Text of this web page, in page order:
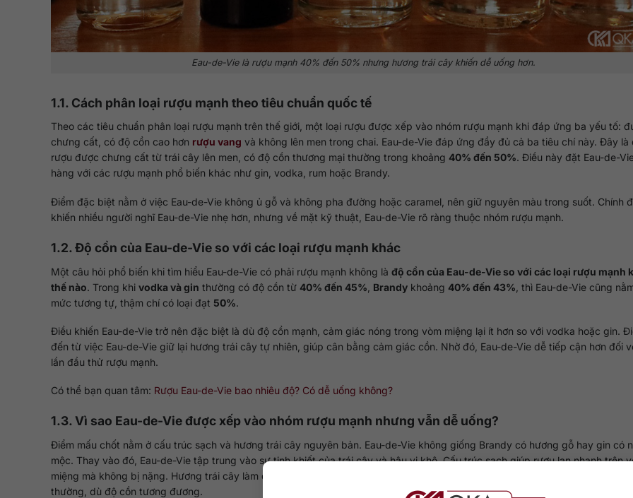
Eau-de-Vie là rượu mạnh 40% đến 50% nhưng hương trái cây khiến dễ uống hơn.
1.1. Cách phân loại rượu mạnh theo tiêu chuẩn quốc tế
Theo các tiêu chuẩn phân loại rượu mạnh trên thế giới, một loại rượu được xếp vào nhóm rượu mạnh khi đáp ứng ba yếu tố:
chưng cất, có độ cồn cao hơn rượu vang và không lên men trong chai. Eau-de-Vie đáp ứng đầy đủ cả ba tiêu chí này. Đây là
rượu được chưng cất từ trái cây lên men, có độ cồn thương mại thường trong khoảng 40% đến 50%. Điều này đặt Eau-de-
hàng với các rượu mạnh phổ biến khác như gin, vodka, rum hoặc Brandy.
Điểm đặc biệt nằm ở việc Eau-de-Vie không ủ gỗ và không pha đường hoặc caramel, nên giữ nguyên màu trong suốt. Chính
khiến nhiều người nghĩ Eau-de-Vie nhẹ hơn, nhưng về mặt kỹ thuật, Eau-de-Vie rõ ràng thuộc nhóm rượu mạnh.
1.2. Độ cồn của Eau-de-Vie so với các loại rượu mạnh khác
Một câu hỏi phổ biến khi tìm hiểu Eau-de-Vie có phải rượu mạnh không là độ cồn của Eau-de-Vie so với các loại rượu mạnh
thế nào. Trong khi vodka và gin thường có độ cồn từ 40% đến 45% Brandy khoảng 40% đến 43% , thì Eau-de-Vie cũng
mức tương tự, thậm chí có loại đạt 50%.
Điều khiến Eau-de-Vie trở nên đặc biệt là dù độ cồn mạnh, cảm giác nóng trong vòm miệng lại ít hơn so với vodka hoặc gin.
đến từ việc Eau-de-Vie giữ lại hương trái cây tự nhiên, giúp cân bằng cảm giác cồn. Nhờ đó, Eau-de-Vie dễ tiếp cận hơn đối
lần đầu thử rượu mạnh.
Có thể bạn quan tâm: Rượu Eau-de-Vie bao nhiêu độ? Có dễ uống không?
1.3. Vì sao Eau-de-Vie được xếp vào nhóm rượu mạnh nhưng vẫn dễ uống?
Điểm mấu chốt nằm ở cấu trúc sạch và hương trái cây nguyên bản. Eau-de-Vie không giống Brandy có hương gỗ hay gin có
mộc. Thay vào đó, Eau-de-Vie tập trung vào sự tinh khiết của trái cây và hậu vị khô. Cấu trúc sạch giúp rượu lan nhanh trên
miệng mà không bị nặng. Hương trái cây làm dịu cảm giác cồn, khiến nhiều người cảm thấy Eau-de-Vie dễ uống hơn rượu
thường, dù độ cồn tương đương.